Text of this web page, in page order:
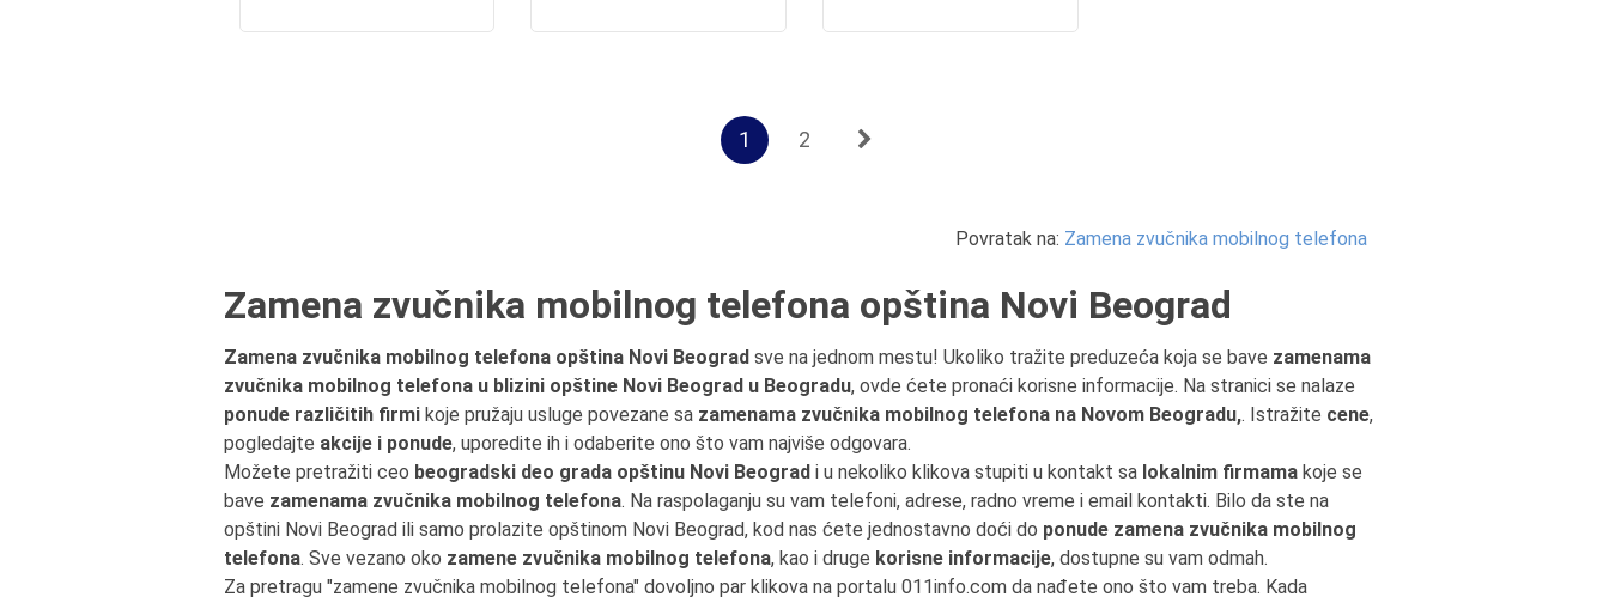
1 2
Povratak na: Zamena zvučnika mobilnog telefona
Zamena zvučnika mobilnog telefona opština Novi Beograd
Zamena zvučnika mobilnog telefona opština Novi Beograd sve na jednom mestu! Ukoliko tražite preduzeća koja se bave zamenama
zvučnika mobilnog telefona u blizini opštine Novi Beograd u Beogradu, ovde ćete pronaći korisne informacije. Na stranici se nalaze
ponude različitih firmi koje pružaju usluge povezane sa zamenama zvučnika mobilnog telefona na Novom Beogradu,. Istražite cene,
pogledajte akcije i ponude, uporedite ih i odaberite ono što vam najviše odgovara.
Možete pretražiti ceo beogradski deo grada opštinu Novi Beograd i u nekoliko klikova stupiti u kontakt sa lokalnim firmama koje se
bave zamenama zvučnika mobilnog telefona. Na raspolaganju su vam telefoni, adrese, radno vreme i email kontakti. Bilo da ste na
opštini Novi Beograd ili samo prolazite opštinom Novi Beograd, kod nas ćete jednostavno doći do ponude zamena zvučnika mobilnog
telefona. Sve vezano oko zamene zvučnika mobilnog telefona, kao i druge korisne informacije, dostupne su vam odmah.
Za pretragu "zamene zvučnika mobilnog telefona" dovoljno par klikova na portalu 011info.com da nađete ono što vam treba. Kada